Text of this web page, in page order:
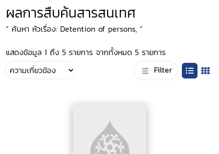
ผลการสืบค้นสารสนเทศ
“ ค้นหา หัวเรื่อง: Detention of persons, ”
แสดงข้อมูล 1 ถึง 5 รายการ จากทั้งหมด 5 รายการ
Filter